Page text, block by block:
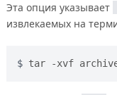
Эта опция указывает
извлекаемых на
tar -xvf